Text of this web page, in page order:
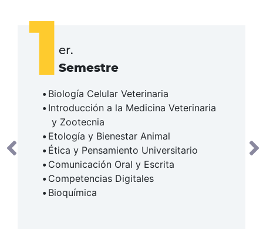
1er.
Semestre
Biología Celular Veterinaria
Introducción a la Medicina Veterinaria
y Zootecnia
Etología y Bienestar Animal
Ética y Pensamiento Universitario
Comunicación Oral y Escrita
Competencias Digitales
Bioquímica